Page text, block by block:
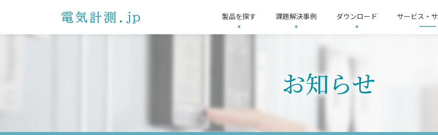
製品を探す
要求仕様から探す 提供ソリューション
課題解決事例
電気保安業界 製造業界
ダウンロード
故障表示器 温度調整器
機械式デマンド計器 機械式メータリレー 太陽光発電計測器 記録計 計
サービス・
LoRa無線機推奨機器
会社概要
お知らせ